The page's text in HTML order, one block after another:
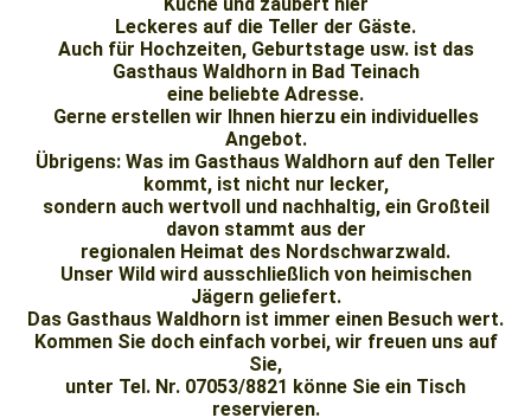
Leckeres auf die Teller der Gäste.
Auch für Hochzeiten, Geburtstage usw. ist das
Gasthaus Waldhorn in Bad Teinach
eine beliebte Adresse.
Gerne erstellen wir Ihnen hierzu ein individuelles
Angebot.
Übrigens: Was im Gasthaus Waldhorn auf den Teller
kommt, ist nicht nur lecker,
sondern auch wertvoll und nachhaltig, ein Großteil
davon stammt aus der
regionalen Heimat des Nordschwarzwald.
Unser Wild wird ausschließlich von heimischen
Jägern geliefert.
Das Gasthaus Waldhorn ist immer einen Besuch wert.
Kommen Sie doch einfach vorbei, wir freuen uns auf
Sie,
unter Tel. Nr. 07053/8821 könne Sie ein Tisch
reservieren.